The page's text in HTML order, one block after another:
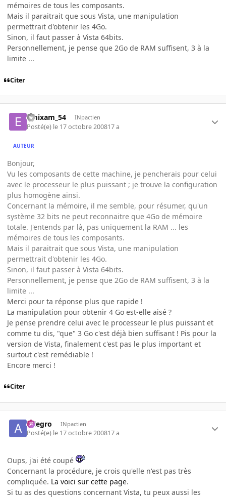
mémoires de tous les composants.
Mais il paraitrait que sous Vista, une manipulation
permettrait d'obtenir les 4Go.
Sinon, il faut passer à Vista 64bits.
Personnellement, je pense que 2Go de RAM suffisent, 3 à la
limite ...
Citer
emixam_54 INpactien
Posté(e) le 17 octobre 200817 a
AUTEUR
Bonjour,
Vu les composants de cette machine, je pencherais pour celui
avec le processeur le plus puissant ; je trouve la configuration
plus homogène ainsi.
Concernant la mémoire, il me semble, pour résumer, qu'un
système 32 bits ne peut reconnaitre que 4Go de mémoire
totale. J'entends par là, pas uniquement la RAM ... les
mémoires de tous les composants.
Mais il paraitrait que sous Vista, une manipulation
permettrait d'obtenir les 4Go.
Sinon, il faut passer à Vista 64bits.
Personnellement, je pense que 2Go de RAM suffisent, 3 à la
limite ...
Merci pour ta réponse plus que rapide !
La manipulation pour obtenir 4 Go est-elle aisé ?
Je pense prendre celui avec le processeur le plus puissant et
comme tu dis, "que" 3 Go c'est déjà bien suffisant ! Pis pour la
version de Vista, finalement c'est pas le plus important et
surtout c'est remédiable !
Encore merci !
Citer
Allegro INpactien
Posté(e) le 17 octobre 200817 a
Oups, j'ai été coupé
Concernant la procédure, je crois qu'elle n'est pas très
compliquée. La voici sur cette page.
Si tu as des questions concernant Vista, tu peux aussi les